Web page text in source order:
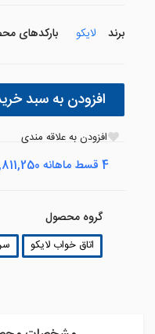
برند لایکو بارکدهای
افزودن به سبد
افزودن به علاقه مندی
4 قسط ماهانه 22,811,250 ریال با اسنپ پی!
گروه محصول
اتاق خواب لایکو